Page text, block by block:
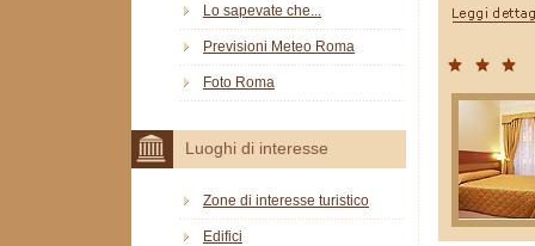
Lo sapevate che...
Previsioni Meteo Roma
Foto Roma
Luoghi di interesse
Zone di interesse turistico
Edifici